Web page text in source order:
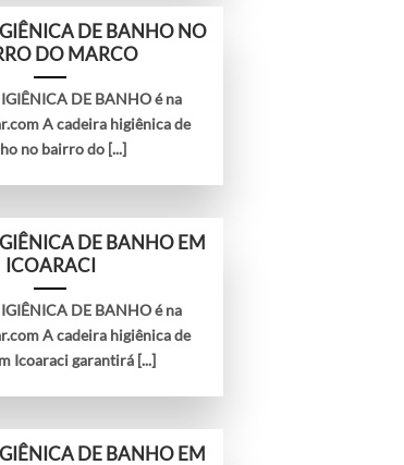
DE BANHO NO
DO MARCO
DE BANHO é na
A cadeira higiênica de
no bairro do [...]
DE BANHO EM
ICOARACI
DE BANHO é na
A cadeira higiênica de
Icoaraci garantirá [...]
DE BANHO EM